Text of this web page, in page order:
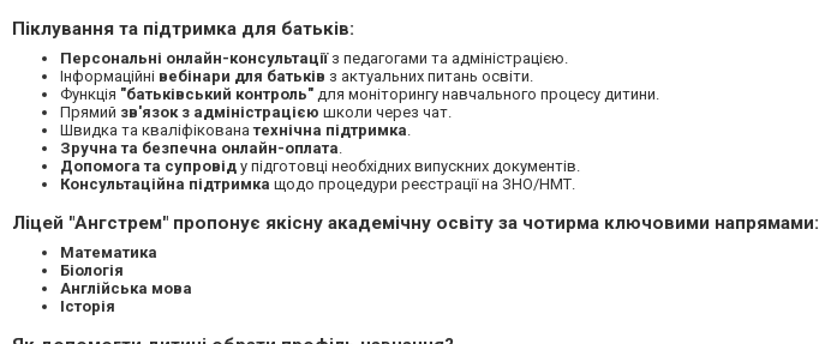
Піклування та підтримка для батьків:
Персональні онлайн-консультаціїз педагогами та адміністрацією.
Інформаційні вебінари для батьків з актуальних питань освіти.
Функція "батьківський контроль" для моніторингу навчального процесу дитини.
Прямий зв'язок з адміністрацією школи через чат.
Швидка та кваліфікованатехнічна підтримка
Зручна та безпечна онлайн-оплата
Допомога та супровід у підготовці необхідних випускних документів.
Консультаційна підтримка щодо процедури реєстрації на ЗНО/НМТ.
Ліцей "Ангстрем" пропонує якісну академічну освіту за чотирма ключовими напрямами:
Математика
Біологія
Англійська мова
Історія